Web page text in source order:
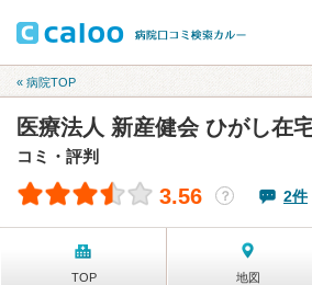
« 病院TOP
医療法人 新産健会 ひがし在
コミ・評判
3.56 ？ 2件
TOP 地図